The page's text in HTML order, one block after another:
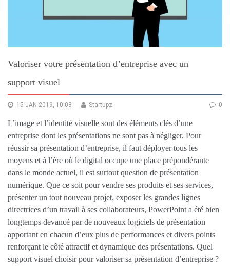
Valoriser votre présentation d’entreprise avec un
support visuel
15 JAN 2019, 10:08 0
Startupz
L’image et l’identité visuelle sont des éléments clés d’une
entreprise dont les présentations ne sont pas à négliger. Pour
réussir sa présentation d’entreprise, il faut déployer tous les
moyens et à l’ère où le digital occupe une place prépondérante
dans le monde actuel, il est surtout question de présentation
numérique. Que ce soit pour vendre ses produits et ses services,
présenter un tout nouveau projet, exposer les grandes lignes
directrices d’un travail à ses collaborateurs, PowerPoint a été bien
longtemps devancé par de nouveaux logiciels de présentation
apportant en chacun d’eux plus de performances et divers points
renforçant le côté attractif et dynamique des présentations. Quel
support visuel choisir pour valoriser sa présentation d’entreprise ?